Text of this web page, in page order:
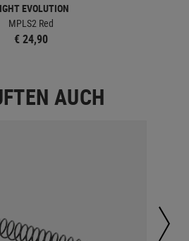
EVOLUTION
MPLS2 Red
€ 24,90
AUCH